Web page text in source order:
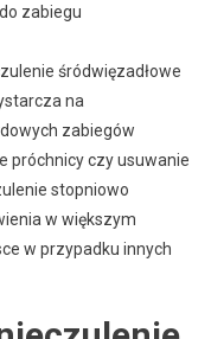
zabiegu
śródwięzadłowe
na
zabiegów
próchnicy czy usuwanie
stopniowo
w większym
w przypadku innych